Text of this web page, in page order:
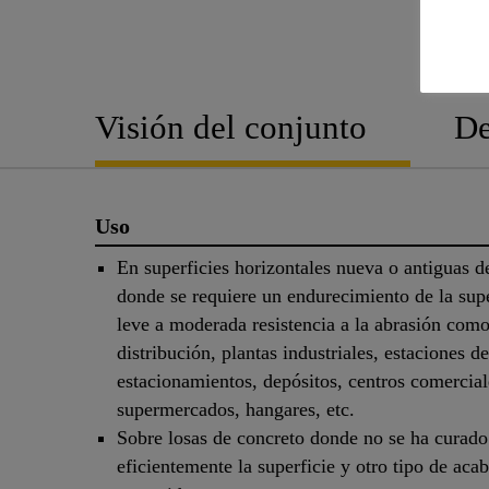
Visión del conjunto
Uso
En superficies horizontales nueva o antiguas
donde se requiere un endurecimiento de la
leve a moderada resistencia a la abrasión
distribución, plantas industriales, estaciones
estacionamientos, depósitos, centros
supermercados, hangares, etc.
Sobre losas de concreto donde no se ha curado
eficientemente la superficie y otro tipo de